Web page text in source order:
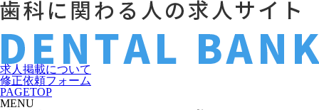
求人掲載について
修正依頼フォーム
PAGETOP
MENU